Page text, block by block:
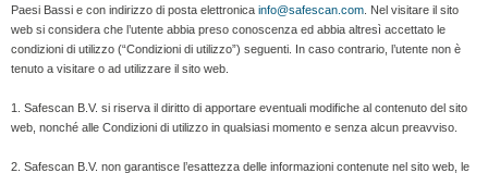
Paesi Bassi e con indirizzo di posta elettronica info@safescan.com . Nel visitare il sito
web si considera che l’utente abbia preso conoscenza ed abbia altresì accettato le
condizioni di utilizzo (“Condizioni di utilizzo”) seguenti. In caso contrario, l’utente non è
tenuto a visitare o ad utilizzare il sito web.
1. Safescan B.V. si riserva il diritto di apportare eventuali modifiche al contenuto del sito
web, nonché alle Condizioni di utilizzo in qualsiasi momento e senza alcun preavviso.
2. Safescan B.V. non garantisce l’esattezza delle informazioni contenute nel sito web, le